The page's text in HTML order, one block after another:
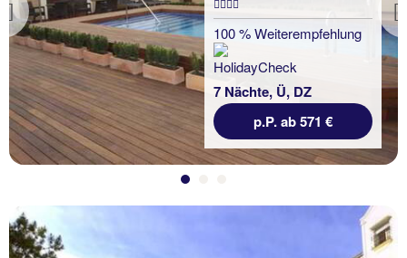
Previous 100 % Weiterempfehlung
7 Nächte, Ü, DZ
p.P. ab 571 €